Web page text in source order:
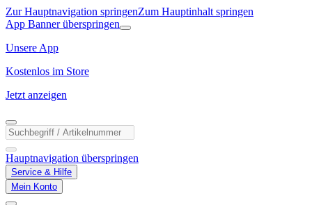
Zur Hauptnavigation springenZum Hauptinhalt springen
App Banner überspringen
Unsere App
Kostenlos im Store
Jetzt anzeigen
Hauptnavigation überspringen
Service & Hilfe
Mein Konto